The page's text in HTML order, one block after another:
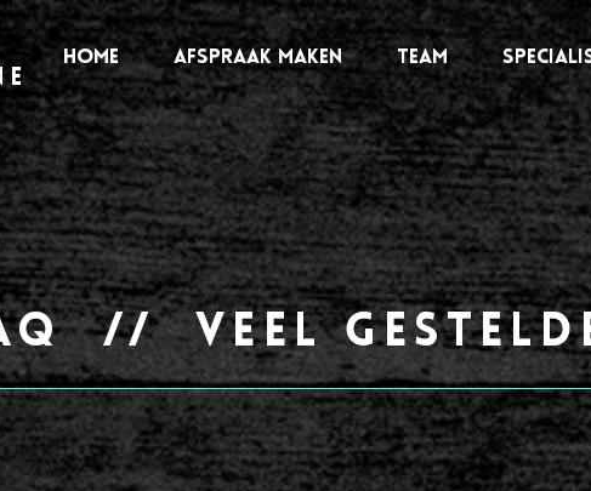
HOME AFSPRAAK MAKEN TEAM
// Veel